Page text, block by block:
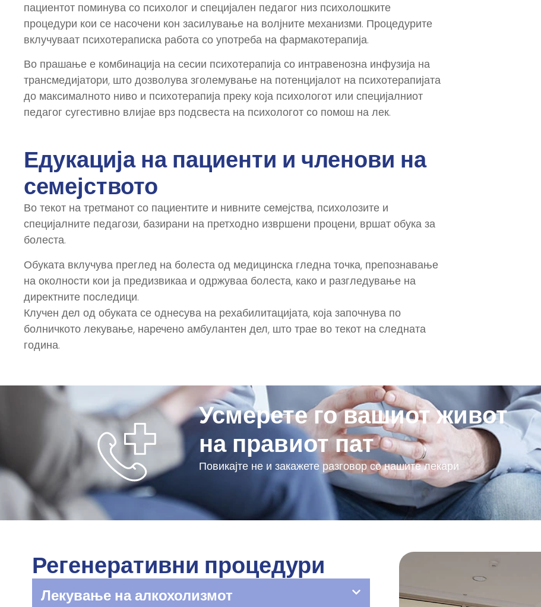
пациентот поминува со психолог и специјален педагог низ психолошките
процедури кои се насочени кон засилување на волјните механизми. Процедурите
вклучуваат психотераписка работа со употреба на фармакотерапија.
Во прашање е комбинација на сесии психотерапија со интравенозна инфузија на
трансмедијатори, што дозволува зголемување на потенцијалот на психотерапијата
до максималното ниво и психотерапија преку која психологот или специјалниот
педагог сугестивно влијае врз подсвеста на психологот со помош на лек.
Едукација на пациенти и членови на
семејството
Во текот на третманот со пациентите и нивните семејства, психолозите и
специјалните педагози, базирани на претходно извршени процени, вршат обука за
болеста.
Обуката вклучува преглед на болеста од медицинска гледна точка, препознавање
на околности кои ја предизвикаа и одржуваа болеста, како и разгледување на
директните последици.
Клучен дел од обуката се однесува на рехабилитацијата, која започнува по
болничкото лекување, наречено амбулантен дел, што трае во текот на следната
година.
Усмерете го вашиот живот
на правиот пат
Повикајте не и закажете разговор со нашите лекари
Регенеративни процедури
Лекување на алкохолизмот